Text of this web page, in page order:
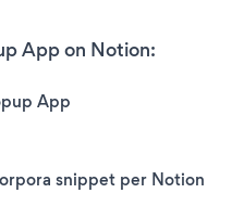
App on Notion:
App
snippet per Notion